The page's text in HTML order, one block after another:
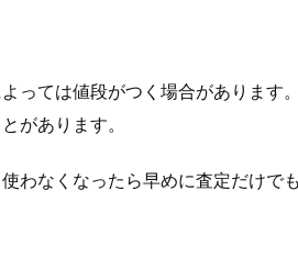
っては値段がつく場合がありま
があります。
わなくなったら早めに査定だけで